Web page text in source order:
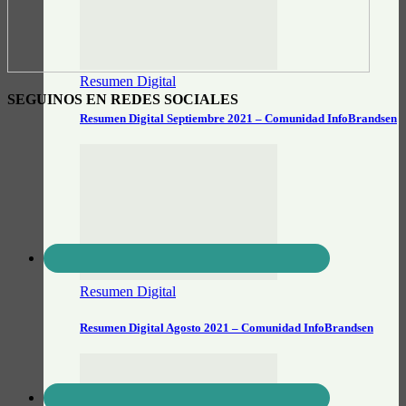
Resumen Digital
Resumen Digital Septiembre 2021 – Comunidad InfoBrandsen
Resumen Digital
Resumen Digital Agosto 2021 – Comunidad InfoBrandsen
SEGUINOS EN REDES SOCIALES